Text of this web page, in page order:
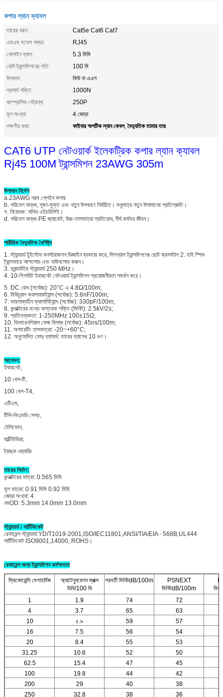
কপার ল্যান ক্যাবল
তারের ধরন:
Cat5e Cat6 Cat7
এমএম মডেল নম্বর:
RJ45
নোলাইন ব্যাস:
5.3 মিমি
ডেটা ট্রান্সমিশনের গতি:
100 মি
উপাদান:
কিউ বা এএল
প্রসার্য শক্তি:
1000N
কম্প্রেসিভ স্ট্রেন্থ:
250P
মূল সংখ্যা:
4 জোড়া
লক্ষণীয় করা:
ফাইবার অপটিক ল্যান কেবল,বৈদ্যুতিক তামার তার
CAT6 UTP নেটওয়ার্ক ইলেকট্রিক কপার ল্যান ক্যাবল
Rj45 100M ট্রান্সমিশন 23AWG 305m
উপাদান নির্দেশ
a.23AWG নরম প্লেইন কপার
b. পরিবেশ বান্ধব, দূষণ-মুক্ত এবং নতুন উপকরণ নির্বাচিত। শুধুমাত্র নতুন উপাদানের প্রতিশ্রুতি।
গ. নিরোধক: সলিড এইচডিপিই।
d. পরিবেশ বান্ধব PE জ্যাকেট, উচ্চ-তাপমাত্রা প্রতিরোধ, দীর্ঘ কর্মময় জীবন।
শারীরিক বৈদ্যুতিক বৈশিষ্ট্য
1. স্ট্যান্ডার্ড টুইস্টেড কনস্ট্রাকশন ডিজাইন ব্যবহার করে, সিগন্যাল ট্রান্সমিশনের ছোট ক্রসস্টাল 2. হাই স্পিড
ট্রান্সফারে আপলোড এবং ডাউনলোড করুন।
3. ব্যান্ডউইথ স্ট্যান্ডার্ড 250 MHz।
4. 10-গিগাবিট ইথারনেট নেটওয়ার্ড ট্রান্সমিশন প্রয়োজনীয়তা সমর্থন করে।
5. DC রোধ (সর্বোচ্চ): 20°C এ 4.8Ω/100m;
6. মিউচুয়াল ক্যাপ্যাকট্যান্স (সর্বোচ্চ): 5.6nF/100m;
7. ভারসাম্যহীন ক্যাপাসিট্যান্স (সর্বোচ্চ): 330pF/100m;
8. কন্ডাক্টরের মধ্যে অস্তরক শক্তি (মিনিট): 2.5kV/2s;
9. প্রতিবন্ধকতা: 1-250MHz 100±15Ω;
10. ডিফারেনশিয়াল ফেজ বিলম্ব (সর্বোচ্চ): 45ns/100m;
11. অপারেটিং তাপমাত্রা: -20~+60°C;
12. অনুমোদিত মোড় ব্যাসার্ধ: তারের ব্যাসের 10 গুণ।
আবেদন:
ইথারনেট,
10 বেস-টি,
100 বেস-T4,
এটিএম,
টিপি-পিএমডি সেপচ,
টেলিফোন,
মাল্টিমিডিয়া,
ট্রাঙ্ক ওয়্যারিং
তারের নির্মাণ:
কন্ডাক্টরের মাত্রা: 0.565 মিমি
মূল মাত্রা: 0.91 মিমি 0.92 মিমি
জোড়া সংখ্যা: 4
নমOD: 5.3mm 14.0mm 13.0mm
স্ট্যান্ডার্ড / সার্টিফিকেট
রেফারেন্স স্ট্যান্ডার্ড:YD/T1019-2001,ISO/IEC11801,ANSI/TIA/EIA - 568B,UL444
সার্টিফিকেট ISO9001,14000, ROHS।
রেফারেন্স জন্য ট্রান্সমিশন কর্মক্ষমতা
ফ্রিকোয়েন্সি মেগাহার্টজ
অ্যাটেন্যুয়েশন ম্যাক্স
ডিবি/100 মি
পরবর্তী মিনিটdB/100m
PSNEXT
মিনিটdB/100m
1
1.9 74
72
4
3.7 65
63
10
৫.৯ 59
57
16
7.5 56
54
20
8.4 55
53
31.25
10.6 52
50
62.5
15.4 47
45
100
19.8 44
42
200
29 40
38
250
32.8 38 36